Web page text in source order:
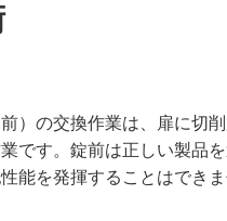
）の交換作業は、扉に切
です。錠前は正しい製品
能を発揮することはできま